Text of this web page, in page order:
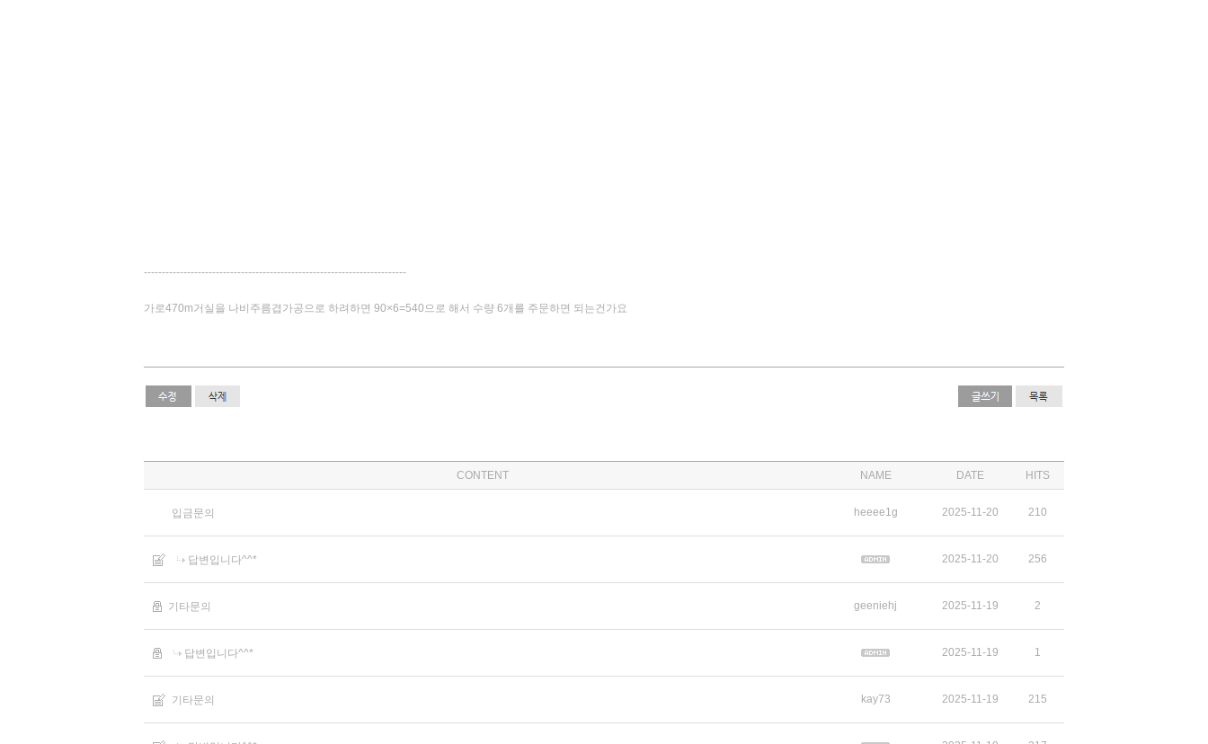
-------------------------------------------------------------------------
가로470m거실을 나비주름겹가공으로 하려하면 90×6=540으로 해서 수량 6개를 주문하면 되는건가요
CONTENT NAME DATE HITS
입금문의 heeee1g 2025-11-20 210
답변입니다^^* 2025-11-20 256
기타문의 geeniehj 2025-11-19 2
답변입니다^^* 2025-11-19 1
기타문의 kay73 2025-11-19 215